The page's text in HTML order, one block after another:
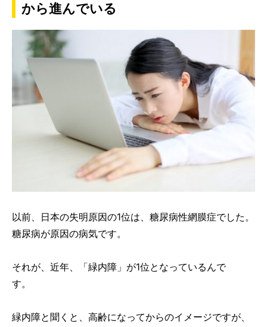
から進んでいる
以前、日本の失明原因の1位は、糖尿病性網膜症でした。
糖尿病が原因の病気です。
それが、近年、「緑内障」が1位となっているんで
す。
緑内障と聞くと、高齢になってからのイメージですが、